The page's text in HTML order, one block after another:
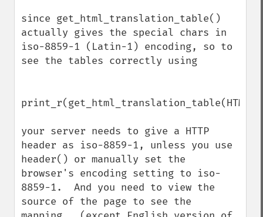
since get_html_translation_table()
actually gives the special chars in
iso-8859-1 (Latin-1) encoding, so to
see the tables correctly using
your server needs to give a HTTP
header as iso-8859-1, unless you use
header() or manually set the
browser's encoding setting to iso-
8859-1.  And you need to view the
source of the page to see the